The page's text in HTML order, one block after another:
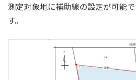
測定対象地に補助線の設定が可能
す。